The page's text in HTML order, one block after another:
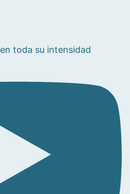
toda su intensidad